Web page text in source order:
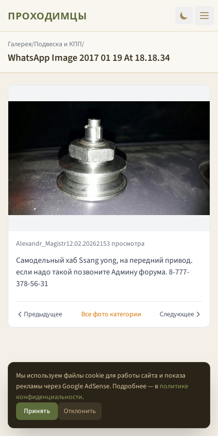
ПРОХОДИМЦЫ
Галерея/Подвеска и КПП/
WhatsApp Image 2017 01 19 At 18.18.34
Alexandr_Magistr12.02.20262153 просмотра
Самодельный хаб Ssang yong, на передний привод.
если надо такой позвоните Админу форума. 8-777-
378-56-31
Предыдущее Все фото категории Следующее
О проектеКонфиденциальность
© 2026 Проходимцы — Там, где кончается асфальт.
Мы используем файлы cookie для работы сайта и показа
рекламы через Google AdSense. Подробнее — в политике
конфиденциальности.
Принять
Отклонить